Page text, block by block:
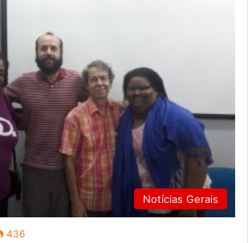
Notícias Gerais
436